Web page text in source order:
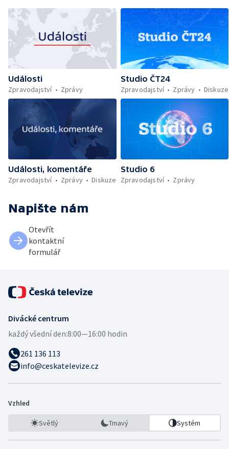
Události
Zpravodajství
Zprávy
Studio ČT24
Zpravodajství
Zprávy Diskuze
Události, komentáře
Zpravodajství
Zprávy Diskuze
Studio 6
Zpravodajství
Zprávy
Napište nám
Otevřít
kontaktní
formulář
Divácké centrum
každý všední den:8:00—16:00 hodin
261 136 113
info@ceskatelevize.cz
Vzhled
Světlý Tmavý Systém